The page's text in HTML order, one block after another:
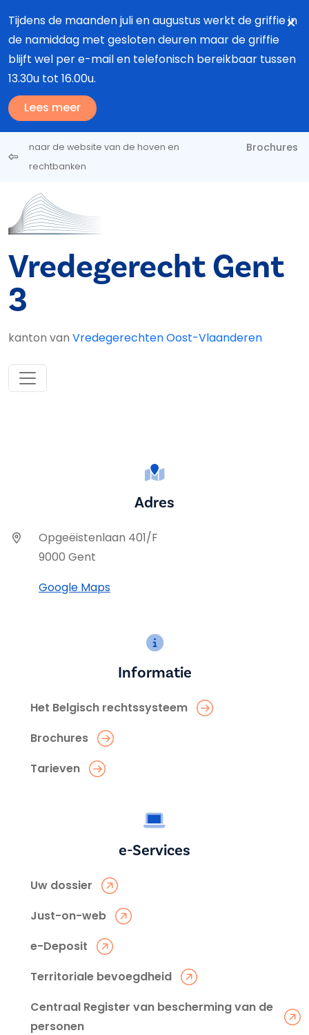
Tijdens de maanden juli en augustus werkt de griffie in
de namiddag met gesloten deuren maar de griffie
blijft wel per e-mail en telefonisch bereikbaar tussen
13.30u tot 16.00u.
Lees meer
naar de website van de hoven en
rechtbanken
Brochures
Vredegerecht Gent
3
kanton van Vredegerechten Oost-Vlaanderen
Adres
Opgeëistenlaan 401/F
9000 Gent
Google Maps
Informatie
Het Belgisch rechtssysteem
Brochures
Tarieven
e-Services
Uw dossier
Just-on-web
e-Deposit
Territoriale bevoegdheid
Centraal Register van bescherming van de
personen